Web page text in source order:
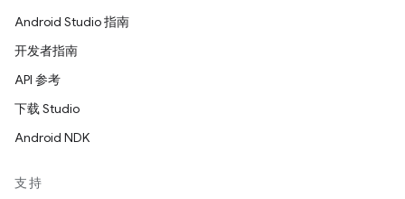
Android Studio 指南
开发者指南
API 参考
下载 Studio
Android NDK
支持